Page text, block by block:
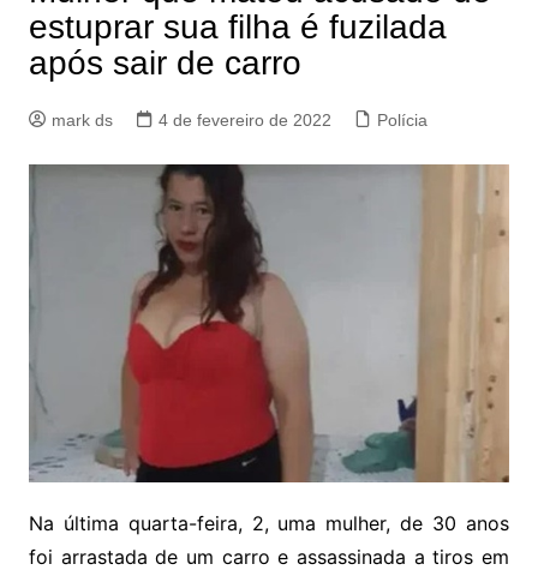
estuprar sua filha é fuzilada
após sair de carro
mark ds 4 de fevereiro de 2022 Polícia
Na última quarta-feira, 2, uma mulher, de 30 anos
foi arrastada de um carro e assassinada a tiros em